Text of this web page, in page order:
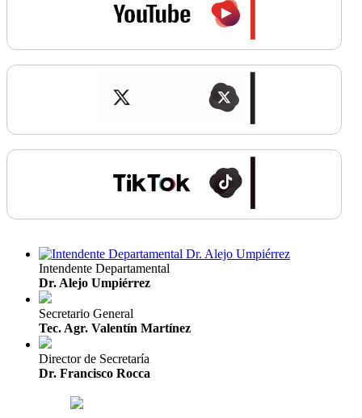
Intendente Departamental
Dr. Alejo Umpiérrez
Secretario General
Tec. Agr. Valentín Martínez
Director de Secretaría
Dr. Francisco Rocca